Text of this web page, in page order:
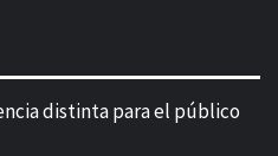
distinta para el público